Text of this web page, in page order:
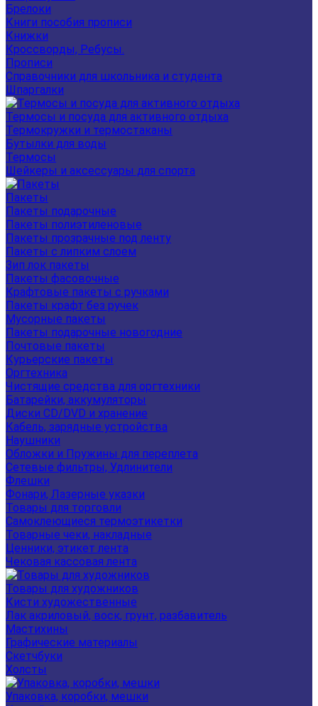
Брелоки
Книги пособия прописи
Книжки
Кроссворды, Ребусы.
Прописи
Справочники для школьника и студента
Шпаргалки
Термосы и посуда для активного отдыха
Термокружки и термостаканы
Бутылки для воды
Термосы
Шейкеры и аксессуары для спорта
Пакеты
Пакеты подарочные
Пакеты полиэтиленовые
Пакеты прозрачные под ленту
Пакеты с липким слоем
Зип лок пакеты
Пакеты фасовочные
Крафтовые пакеты с ручками
Пакеты крафт без ручек
Мусорные пакеты
Пакеты подарочные новогодние
Почтовые пакеты
Курьерские пакеты
Оргтехника
Чистящие средства для оргтехники
Батарейки, аккумуляторы
Диски CD/DVD и хранение
Кабель, зарядные устройства
Наушники
Обложки и Пружины для переплета
Сетевые фильтры, Удлинители
Флешки
Фонари, Лазерные указки
Товары для торговли
Самоклеющиеся термоэтикетки
Товарные чеки, накладные
Ценники, этикет лента
Чековая кассовая лента
Товары для художников
Кисти художественные
Лак акриловый, воск, грунт, разбавитель
Мастихины
Графические материалы
Скетчбуки
Холсты
Упаковка, коробки, мешки